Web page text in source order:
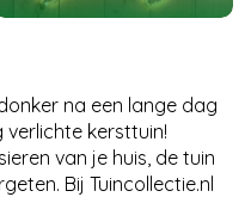
na een lange dag
verlichte kersttuin!
van je huis, de tuin
Bij Tuincollectie.nl